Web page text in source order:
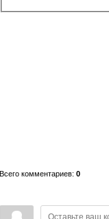
Всего комментариев: 0